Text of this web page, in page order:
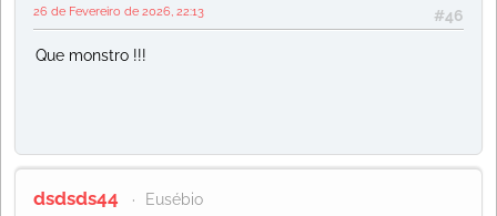
#46
26 de Fevereiro de 2026, 22:13
Que monstro !!!
dsdsds44 Eusébio